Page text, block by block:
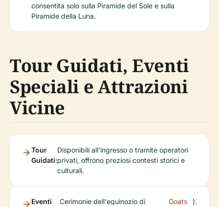
consentita solo sulla Piramide del Sole e sulla
Piramide della Luna.
Tour Guidati, Eventi
Speciali e Attrazioni
Vicine
Tour
Guidati:
Disponibili all'ingresso o tramite operatori
privati, offrono preziosi contesti storici e
culturali.
Eventi
Cerimonie dell'equinozio di
Goats
).